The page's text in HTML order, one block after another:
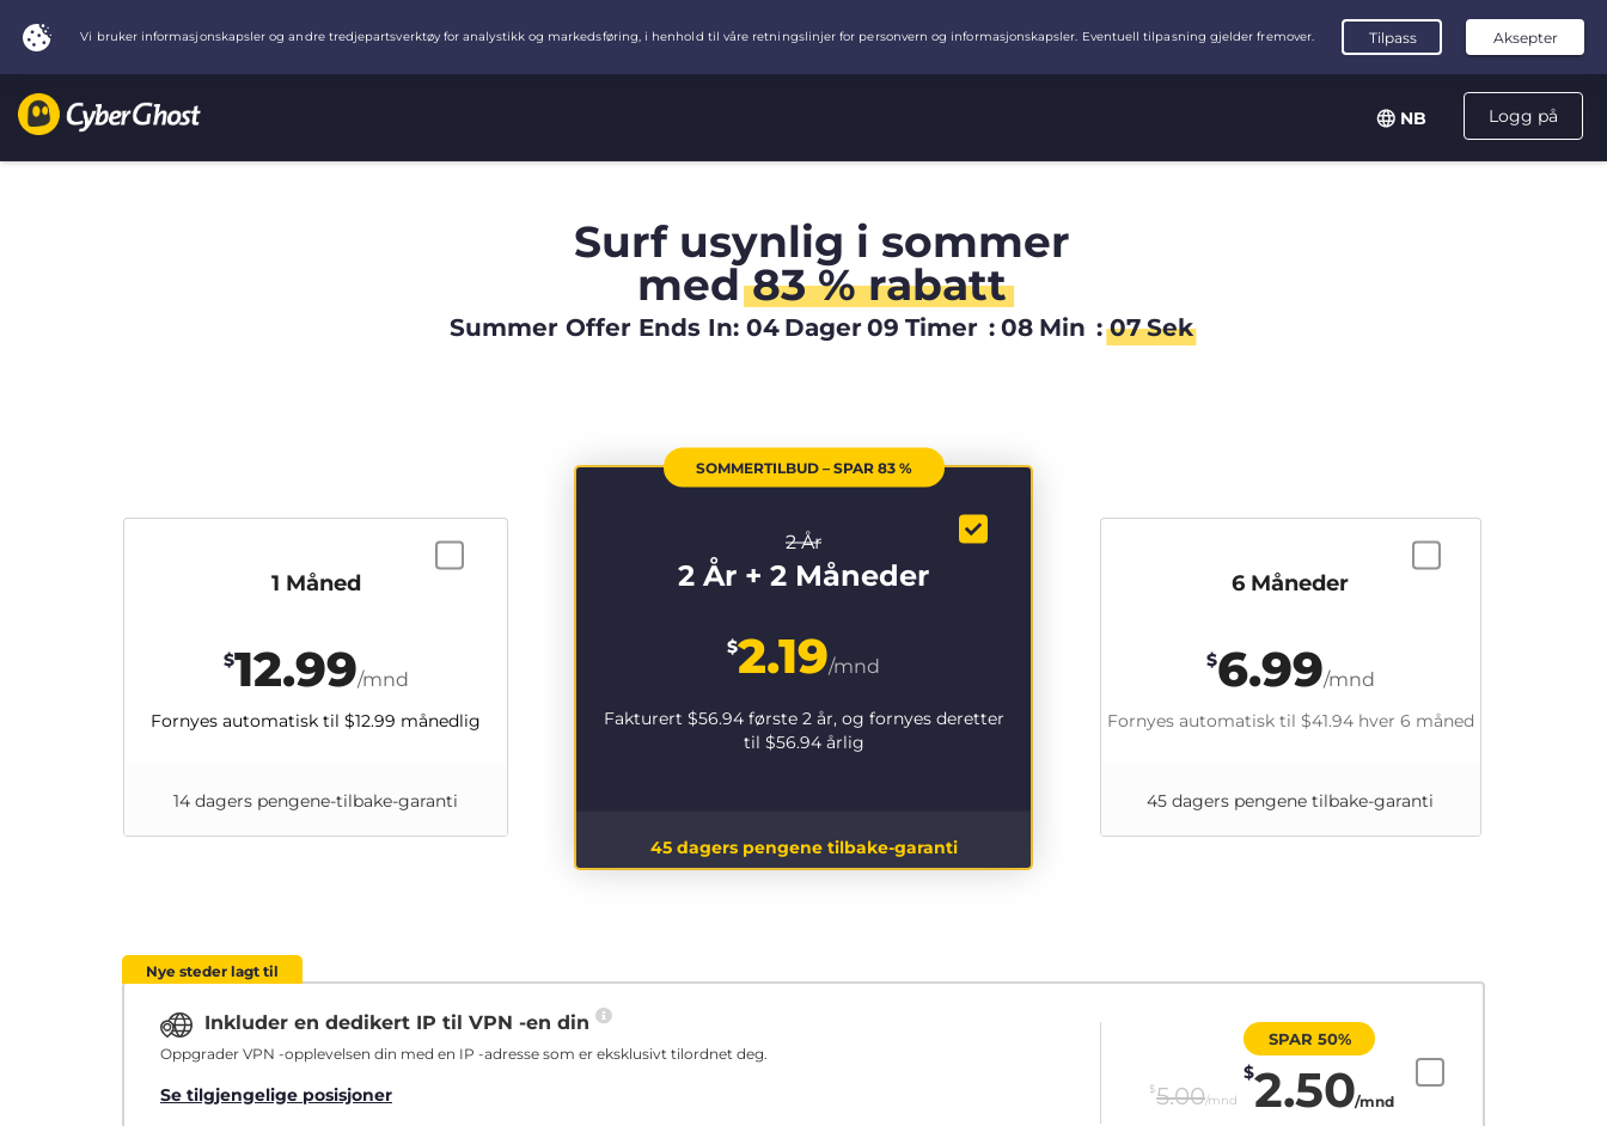
Logg på
NB
Surf usynlig i sommer
med83 % rabatt
Summer Offer Ends In: 04 Dager09 Timer : 08 Min : 06 Sek
SOMMERTILBUD – SPAR 83 %
2 År
2 År + 2 Måneder
$2.19/mnd
Fakturert $56.94første 2 år, og fornyes deretter
til $56.94årlig
45 dagers pengene tilbake-garanti
6 Måneder
$6.99/mnd
Fornyes automatisk til $41.94hver 6 måned
45 dagers pengene tilbake-garanti
1 Måned
$12.99/mnd
Fornyes automatisk til $12.99 månedlig
14 dagers pengene-tilbake-garanti
Nye steder lagt til
Inkluder en dedikert IP til VPN -en din
Oppgrader VPN -opplevelsen din med en IP -adresse som er eksklusivt tilordnet deg.
Se tilgjengelige posisjoner $5.00/mnd
SPAR 50%
$2.50/mnd